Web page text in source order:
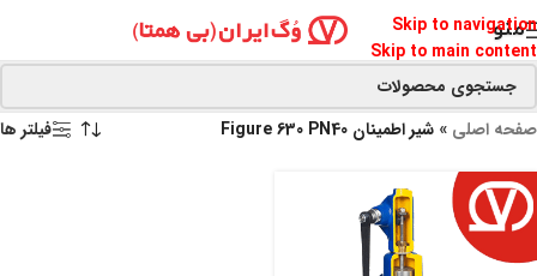
Skip to navigation
Skip to main content
منو
صفحه اصلی » شیر اطمینان Figure 630 PN40 فیلتر ها